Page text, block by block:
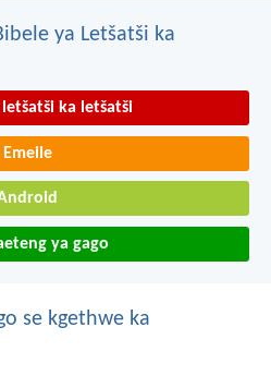
ya Letšatši ka
letšatši ka letšatši
Emeile
ya gago
se kgethwe ka